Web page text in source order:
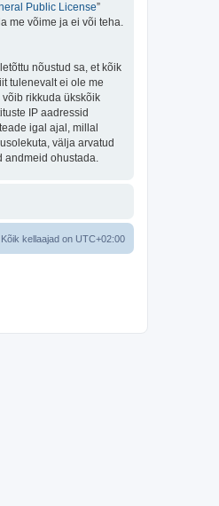
Public License”
me võime ja ei või teha.
nõustud sa, et kõik
tulenevalt ei ole me
rikkuda ükskõik
IP aadressid
igal ajal, millal
välja arvatud
andmeid ohustada.
Kõik kellaajad on UTC+02:00